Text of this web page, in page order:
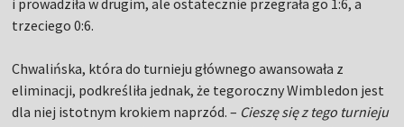
i prowadziła w drugim, ale ostatecznie przegrała go 1:6, a
trzeciego 0:6.
Chwalińska, która do turnieju głównego awansowała z
eliminacji, podkreśliła jednak, że tegoroczny Wimbledon jest
dla niej istotnym krokiem naprzód. – Cieszę się z tego turnieju